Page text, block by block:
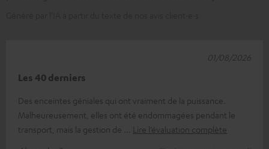
Les 40 derniers
Des enceintes géniales qui ont vraiment de la puissance.
Malheureusement, elles ont été endommagées pendant le
transport, mais la gestion de
Lire l’évaluation complète
01/08/2026